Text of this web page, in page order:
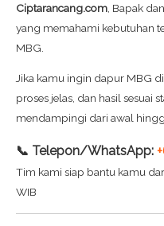
Ciptarancang.com , Bapak
yang memahami kebutuhan
MBG.
Jika kamu ingin dapur MBG
proses jelas, dan hasil sesuai
mendampingi dari awal
📞 Telepon/WhatsApp:
Tim kami siap bantu kamu
WIB